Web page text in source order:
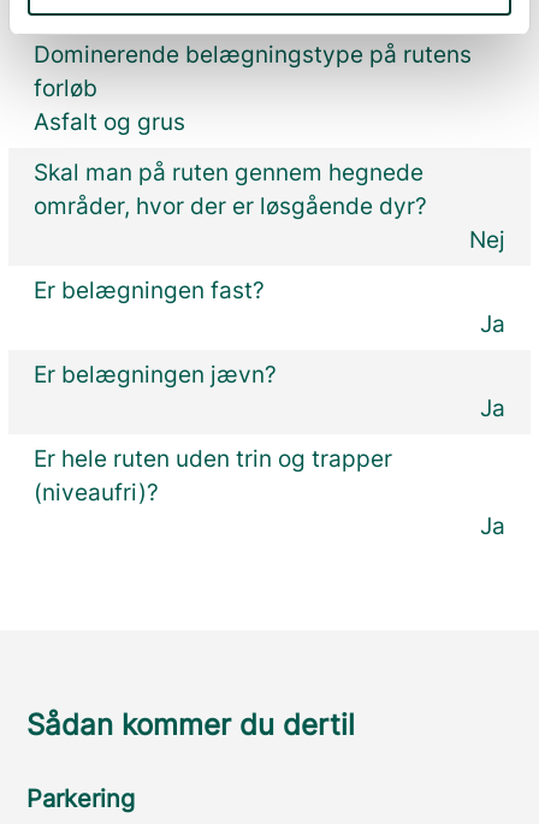
Dominerende belægningstype på rutens
forløb
Asfalt og grus
Skal man på ruten gennem hegnede
områder, hvor der er løsgående dyr?
Nej
Er belægningen fast?
Ja
Er belægningen jævn?
Ja
Er hele ruten uden trin og trapper
(niveaufri)?
Ja
Sådan kommer du dertil
Parkering